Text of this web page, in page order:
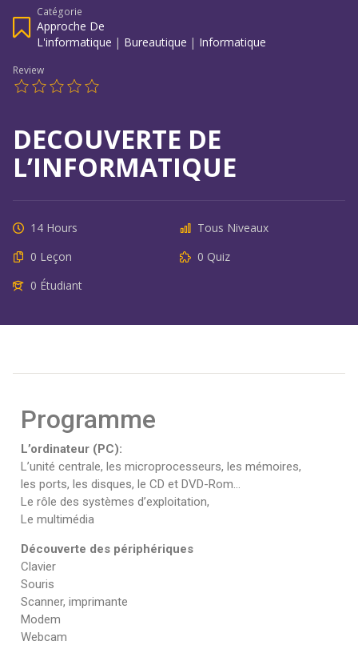
Catégorie
Approche De
L'informatique | Bureautique | Informatique
Review
DECOUVERTE DE
L’INFORMATIQUE
14 Hours
Tous Niveaux
0 Leçon
0 Quiz
0 Étudiant
Programme
L’ordinateur (PC):
L’unité centrale, les microprocesseurs, les mémoires,
les ports, les disques, le CD et DVD-Rom…
Le rôle des systèmes d’exploitation,
Le multimédia
Découverte des périphériques
Clavier
Souris
Scanner, imprimante
Modem
Webcam